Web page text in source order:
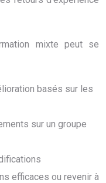
mixte peut se
basés sur les
sur un groupe
efficaces ou revenir à